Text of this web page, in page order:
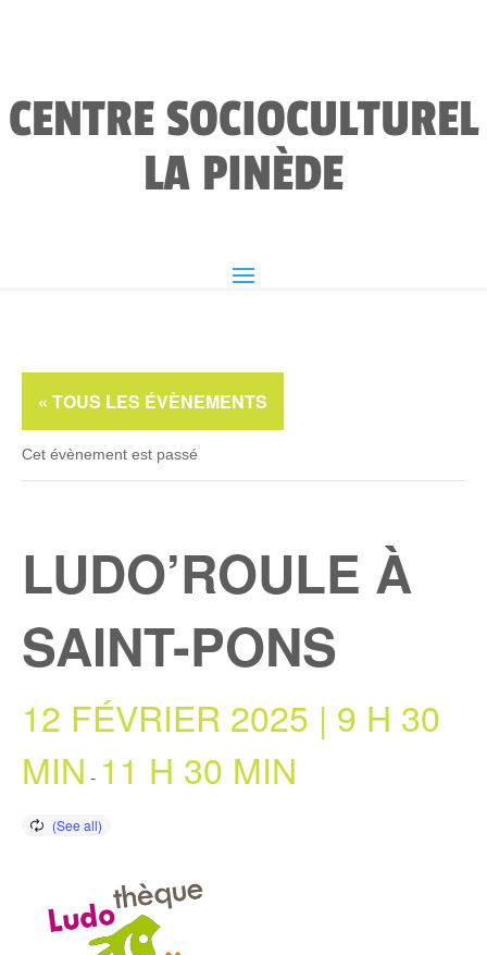
CENTRE SOCIOCULTUREL
LA PINÈDE
« TOUS LES ÉVÈNEMENTS
Cet évènement est passé
LUDO’ROULE À
SAINT-PONS
12 FÉVRIER 2025 | 9 H 30
MIN - 11 H 30 MIN